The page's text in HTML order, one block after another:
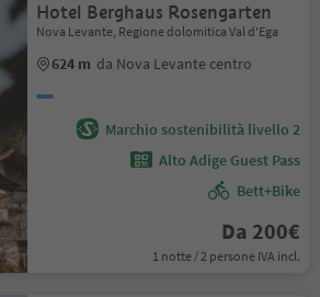
Hotel Berghaus Rosengarten
Nova Levante, Regione dolomitica Val d'Ega
624 m da Nova Levante centro
Marchio sostenibilità livello 2
Alto Adige Guest Pass
Bett+Bike
Da 200€
1 notte / 2 persone IVA incl.